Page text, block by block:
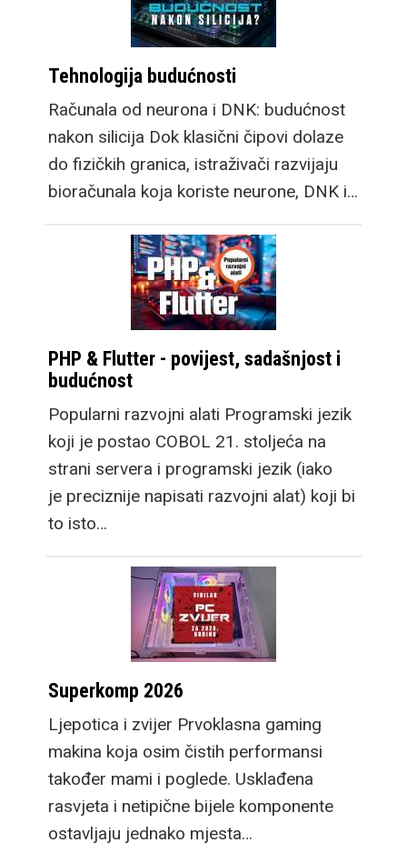
Tehnologija budućnosti
Računala od neurona i DNK: budućnost
nakon silicija Dok klasični čipovi dolaze
do fizičkih granica, istraživači razvijaju
bioračunala koja koriste neurone, DNK i…
PHP & Flutter - povijest, sadašnjost i
budućnost
Popularni razvojni alati Programski jezik
koji je postao COBOL 21. stoljeća na
strani servera i programski jezik (iako
je preciznije napisati razvojni alat) koji bi
to isto…
Superkomp 2026
Ljepotica i zvijer Prvoklasna gaming
makina koja osim čistih performansi
također mami i poglede. Usklađena
rasvjeta i netipične bijele komponente
ostavljaju jednako mjesta…